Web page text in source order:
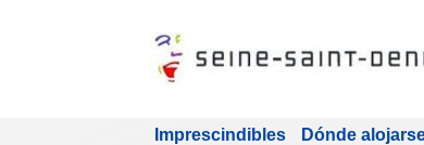
Imprescindibles Dónde